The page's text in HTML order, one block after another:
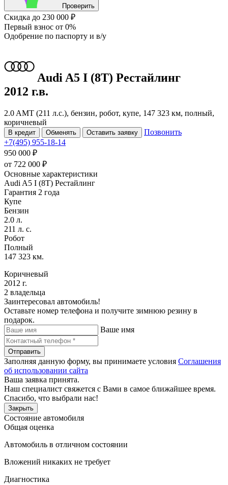
Проверить
Скидка до 230 000 ₽
Первый взнос от 0%
Одобрение по паспорту и в/у
Audi A5 I (8T) Рестайлинг
2012 г.в.
2.0 AMT (211 л.с.), бензин, робот, купе, 147 323 км, полный,
коричневый
В кредит Обменять Оставить заявку
Позвонить
+7(495) 955-18-14
950 000 ₽
от 722 000 ₽
Основные характеристики
Audi A5 I (8T) Рестайлинг
Гарантия 2 года
Купе
Бензин
2.0 л.
211 л. с.
Робот
Полный
147 323 км.
Коричневый
2012 г.
2 владельца
Заинтересовал автомобиль!
Оставьте номер телефона и получите зимнюю резину в
подарок.
Ваше имя
Отправить
Заполняя данную форму, вы принимаете условия Соглашения
об использовании сайта
Ваша заявка принята.
Наш специалист свяжется с Вами в самое ближайшее время.
Спасибо, что выбрали нас!
Закрыть
Состояние автомобиля
Общая оценка
Автомобиль в отличном состоянии
Вложений никаких не требует
Диагностика